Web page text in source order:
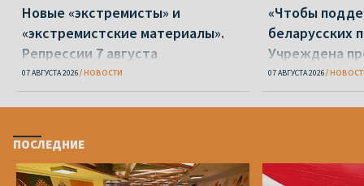
Новые «экстремисты» и
«экстремистские материалы».
Репрессии 7 августа
07 АВГУСТА 2026 НОВОСТИ
«Чтобы
беларусских
Учреждена
Вежновец
07 АВГУСТА 2026
ПОСЛЕДНИЕ